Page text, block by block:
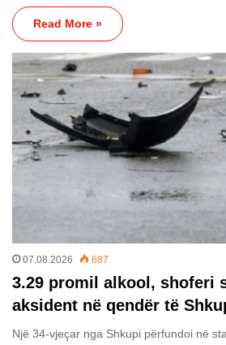
Read More »
07.08.2026 687
3.29 promil alkool, shoferi
aksident në qendër të
Një 34-vjeçar nga Shkupi përfundoi në